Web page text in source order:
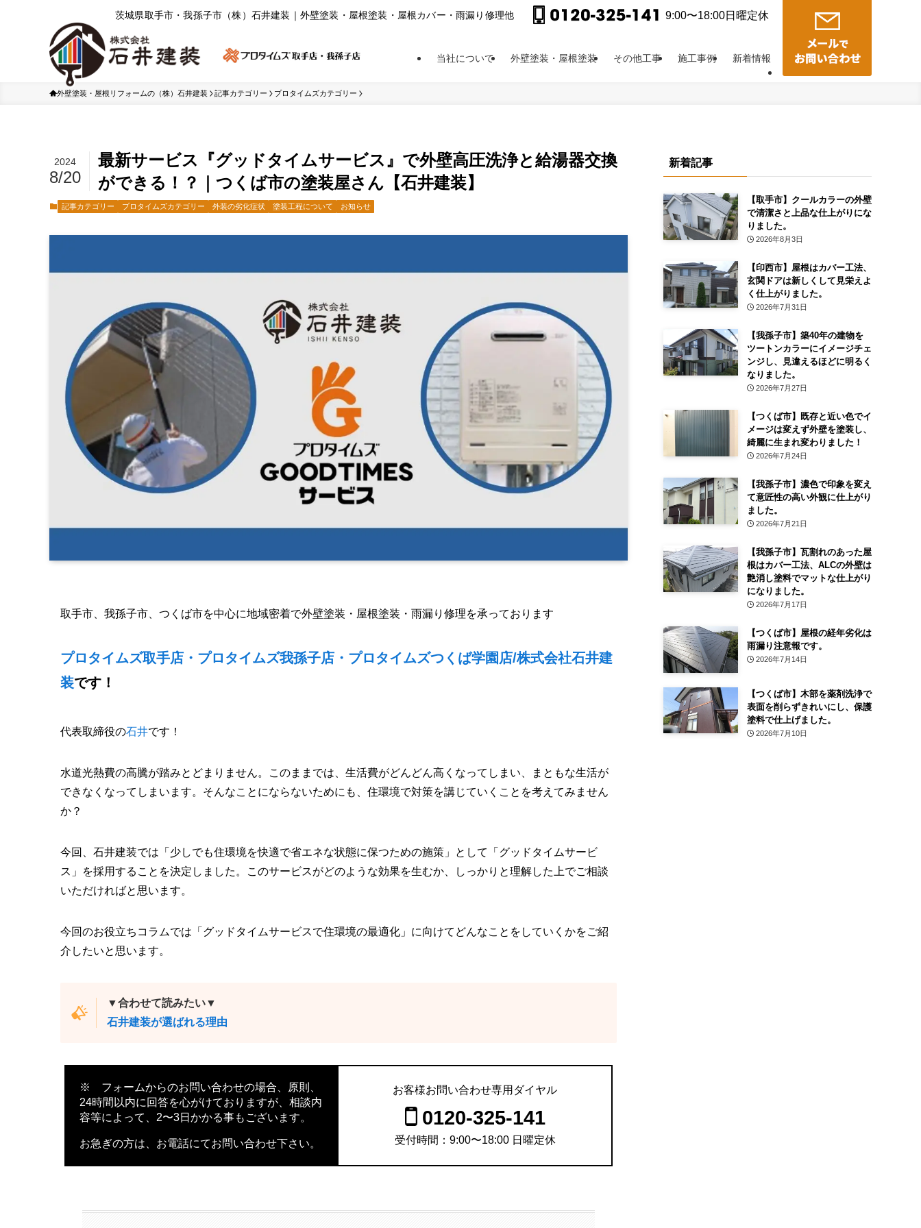
茨城県取⼿市・我孫⼦市（株）⽯井建装｜外壁塗装・屋根塗装・屋根カバー・⾬漏り修理他 9:00〜18:00日曜定休
当社について 外壁塗装・屋根塗装 その他工事 施工事例 新着情報
外壁塗装・屋根リフォームの（株）石井建装 記事カテゴリー プロタイムズカテゴリー
最新サービス『グッドタイムサービス』で外壁高圧洗浄と給湯器交換
ができる！？｜つくば市の塗装屋さん【石井建装】
2024
8/20
記事カテゴリー プロタイムズカテゴリー 外装の劣化症状 塗装工程について お知らせ
取手市、我孫子市、つくば市を中心に地域密着で外壁塗装・屋根塗装・雨漏り修理を承っております
プロタイムズ取手店・プロタイムズ我孫子店・プロタイムズつくば学園店/株式会社石井建
装です！
代表取締役の石井です！
水道光熱費の高騰が踏みとどまりません。このままでは、生活費がどんどん高くなってしまい、まともな生活が
できなくなってしまいます。そんなことにならないためにも、住環境で対策を講じていくことを考えてみません
か？
今回、石井建装では「少しでも住環境を快適で省エネな状態に保つための施策」として「グッドタイムサービ
ス」を採用することを決定しました。このサービスがどのような効果を生むか、しっかりと理解した上でご相談
いただければと思います。
今回のお役立ちコラムでは「グッドタイムサービスで住環境の最適化」に向けてどんなことをしていくかをご紹
介したいと思います。
▼合わせて読みたい▼
石井建装が選ばれる理由
※ フォームからのお問い合わせの場合、原則、
24時間以内に回答を心がけておりますが、相談内
容等によって、2〜3日かかる事もございます。
お急ぎの方は、お電話にてお問い合わせ下さい。
お客様お問い合わせ専用ダイヤル
0120-325-141
受付時間：9:00〜18:00 日曜定休
新着記事
【取手市】クールカラーの外壁
で清潔さと上品な仕上がりにな
りました。
2026年8月3日
【印西市】屋根はカバー工法、
玄関ドアは新しくして見栄えよ
く仕上がりました。
2026年7月31日
【我孫子市】築40年の建物を
ツートンカラーにイメージチェ
ンジし、見違えるほどに明るく
なりました。
2026年7月27日
【つくば市】既存と近い色でイ
メージは変えず外壁を塗装し、
綺麗に生まれ変わりました！
2026年7月24日
【我孫子市】濃色で印象を変え
て意匠性の高い外観に仕上がり
ました。
2026年7月21日
【我孫子市】瓦割れのあった屋
根はカバー工法、ALCの外壁は
艶消し塗料でマットな仕上がり
になりました。
2026年7月17日
【つくば市】屋根の経年劣化は
雨漏り注意報です。
2026年7月14日
【つくば市】木部を薬剤洗浄で
表面を削らずきれいにし、保護
塗料で仕上げました。
2026年7月10日